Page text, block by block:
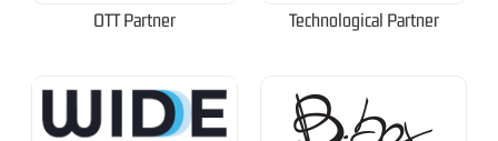
OTT Partner Technological Partner